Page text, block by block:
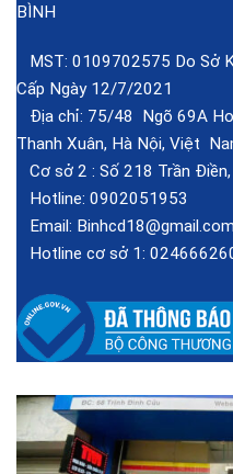
BÌNH
MST: 0109702575 Do Sở
Cấp Ngày 12/7/2021
Địa chỉ: 75/48 Ngõ 69A
Thanh Xuân, Hà Nội, Việt
Cơ sở 2 : Số 218 Trần
Hotline: 0902051953
Email: Binhcd18@gmail.com
Hotline cơ sở 1: